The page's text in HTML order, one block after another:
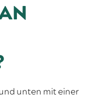
unten mit einer